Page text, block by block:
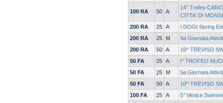
100 RA 50 A
14° Trofeo
CITTA' DI
200 RA
25 A
I DOGI Spring
200 RA
25 M
4a Giornata
200 RA
50 A
10^ TREVISO
50 FA
25 A
I° TROFEO
50 FA
25 M
5a Giornata
50 FA
50 A
10^ TREVISO
100 FA
25 A
5° Venice